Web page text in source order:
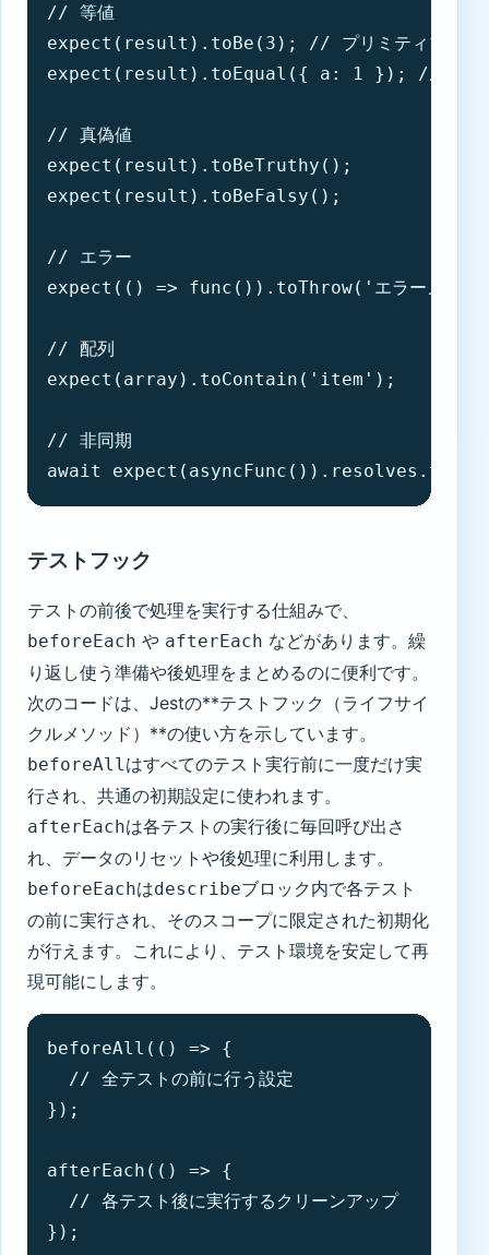
// 等値
expect(result).toBe(3); // プリミティブ値
expect(result).toEqual({ a: 1 }); // オブジェ
// 真偽値
expect(result).toBeTruthy();
expect(result).toBeFalsy();
// エラー
expect(() => func()).toThrow('エラーメッセ
// 配列
expect(array).toContain('item');
// 非同期
await
テストフック
テストの前後で処理を実行する仕組みで、
beforeEach や afterEach などがあります。繰
り返し使う準備や後処理をまとめるのに便利です。
次のコードは、Jestの**テストフック（ライフサイ
クルメソッド）**の使い方を示しています。
beforeAll はすべてのテスト実行前に一度だけ実
行され、共通の初期設定に使われます。
afterEachは各テストの実行後に毎回呼び出さ
れ、データのリセットや後処理に利用します。
beforeEachはdescribeブロック内で各テスト
の前に実行され、そのスコープに限定された初期化
が行えます。これにより、テスト環境を安定して再
現可能にします。
beforeAll(() => {
  // 全テストの前に行う設定
});
afterEach(() => {
  // 各テスト後に実行するクリーンアップ
});